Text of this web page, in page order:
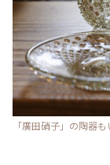
「廣田硝子」の陶器